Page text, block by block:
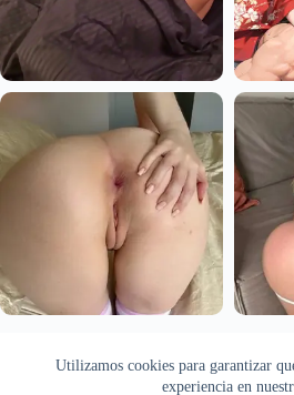
Utilizamos cookies para garantizar
experiencia en
Todas las imágenes pertenecen a sus
recopila y muestra contenido público